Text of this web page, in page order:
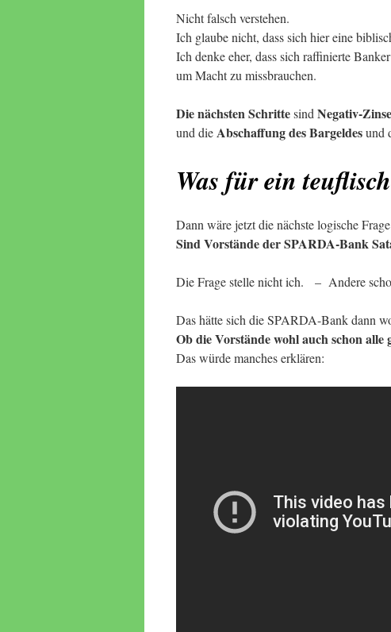
Nicht falsch verstehen.
Ich glaube nicht, dass sich hier eine
Ich denke eher, dass sich raffinierte
um Macht zu missbrauchen.
Die nächsten Schrittesind Negativ-
und dieAbschaffung des Bargeldesund
Was für ein
Dann wäre jetzt die nächste logische
Sind Vorstände der SPARDA-Bank
Die Frage stelle nicht ich. – Andere
Das hätte sich die SPARDA-Bank dann
Ob die Vorstände wohl auch schon alle
Das würde manches erklären: